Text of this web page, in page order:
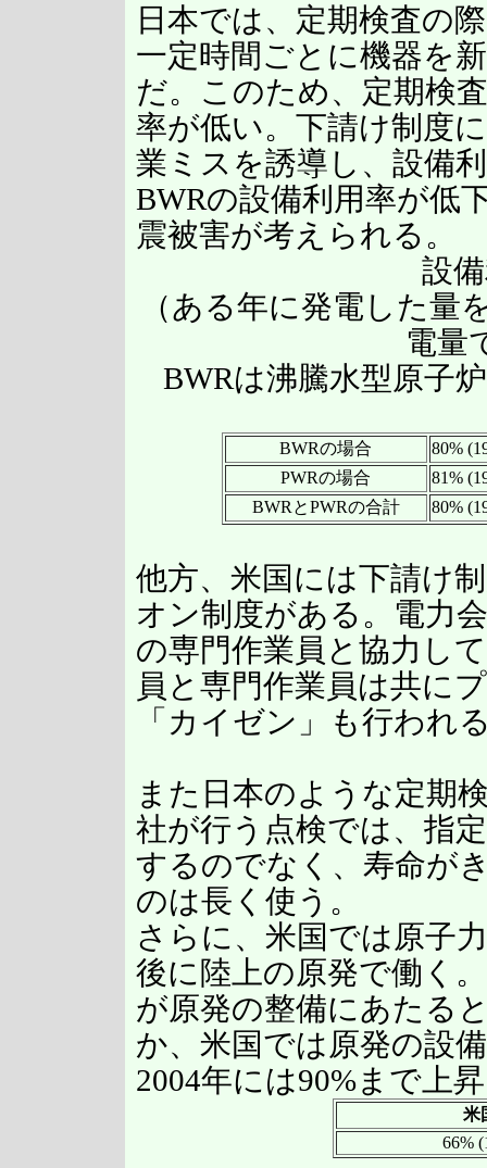
日本では、定期検査の
一定時間ごとに機器を
だ。このため、定期検
率が低い。下請け制度
業ミスを誘導し、設備
BWRの設備利用率が低
震被害が考えられる。
設
（ある年に発電した量
電量
BWRは沸騰水型原子
BWRの場合
80%
PWRの場合
81%
BWRとPWRの合計
80%
他方、米国には下請け
オン制度がある。電力
の専門作業員と協力し
員と専門作業員は共に
「カイゼン」も行われ
また日本のような定期
社が行う点検では、指
するのでなく、寿命が
のは長く使う。
さらに、米国では原子
後に陸上の原発で働く
が原発の整備にあたる
か、米国では原発の設
2004年には90%まで上
米
66%